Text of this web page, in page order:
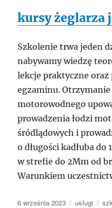
kursy żeglarza
Szkolenie trwa jeden
nabywamy wiedzę
lekcje praktyczne
egzaminu.
motorowodnego
prowadzenia łodzi
śródlądowych i
o długości kadłuba
w strefie do 2Mm od
Warunkiem
Data
6 września 2023 Kategorie
usługi